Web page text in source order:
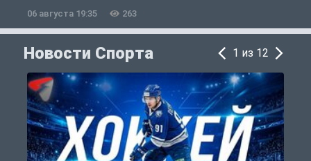
06 августа 19:35 263
Новости Спорта 1 из 12